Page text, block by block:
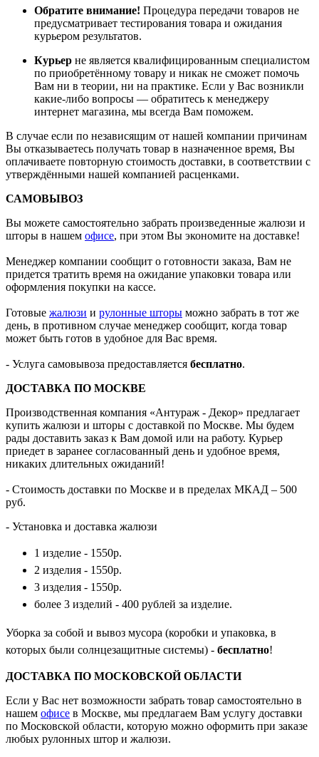
Обратите внимание! Процедура передачи товаров не
предусматривает тестирования товара и ожидания
курьером результатов.
Курьер не является квалифицированным специалистом
по приобретённому товару и никак не сможет помочь
Вам ни в теории, ни на практике. Если у Вас возникли
какие-либо вопросы — обратитесь к менеджеру
интернет магазина, мы всегда Вам поможем.
В случае если по независящим от нашей компании причинам
Вы отказываетесь получать товар в назначенное время, Вы
оплачиваете повторную стоимость доставки, в соответствии с
утверждёнными нашей компанией расценками.
САМОВЫВОЗ
Вы можете самостоятельно забрать произведенные жалюзи и
шторы в нашем офисе, при этом Вы экономите на доставке!
Менеджер компании сообщит о готовности заказа, Вам не
придется тратить время на ожидание упаковки товара или
оформления покупки на кассе.
Готовые жалюзи и рулонные шторы можно забрать в тот же
день, в противном случае менеджер сообщит, когда товар
может быть готов в удобное для Вас время.
- Услуга самовывоза предоставляется бесплатно.
ДОСТАВКА ПО МОСКВЕ
Производственная компания «Антураж - Декор» предлагает
купить жалюзи и шторы с доставкой по Москве. Мы будем
рады доставить заказ к Вам домой или на работу. Курьер
приедет в заранее согласованный день и удобное время,
никаких длительных ожиданий!
- Стоимость доставки по Москве и в пределах МКАД – 500
руб.
- Установка и доставка жалюзи
1 изделие - 1550р.
2 изделия - 1550р.
3 изделия - 1550р.
более 3 изделий - 400 рублей за изделие.
Уборка за собой и вывоз мусора (коробки и упаковка, в
которых были солнцезащитные системы) - бесплатно!
ДОСТАВКА ПО МОСКОВСКОЙ ОБЛАСТИ
Если у Вас нет возможности забрать товар самостоятельно в
нашем офисе в Москве, мы предлагаем Вам услугу доставки
по Московской области, которую можно оформить при заказе
любых рулонных штор и жалюзи.